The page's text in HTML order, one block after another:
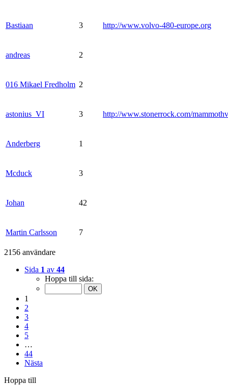
Bastiaan 3 http://www.volvo-480-europe.org
andreas 2
016 Mikael Fredholm 2
astonius_VI 3 http://www.stonerrock.com/
Anderberg 1
Mcduck 3
Johan 42
Martin Carlsson 7
2156 användare
Sida 1 av 44
Hoppa till sida:
1
2
3
4
5
…
44
Nästa
Hoppa till